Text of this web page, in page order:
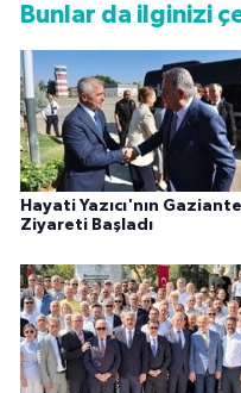
Bunlar da ilginizi
Hayati Yazıcı'nın
Ziyareti Başladı